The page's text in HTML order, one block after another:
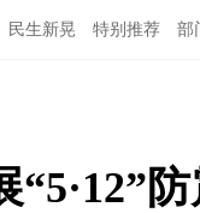
民生新晃 特别推荐 部
“5·12”